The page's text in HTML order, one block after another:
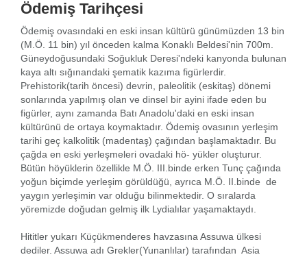
Ödemiş Tarihçesi
Ödemiş ovasındaki en eski insan kültürü günümüzden 13 bin
(M.Ö. 11 bin) yıl önceden kalma Konaklı Beldesi'nin 700m.
Güneydoğusundaki Soğukluk Deresi'ndeki kanyonda bulunan
kaya altı sığınandaki şematik kazıma figürlerdir.
Prehistorik(tarih öncesi) devrin, paleolitik (eskitaş) dönemi
sonlarında yapılmış olan ve dinsel bir ayini ifade eden bu
figürler, aynı zamanda Batı Anadolu'daki en eski insan
kültürünü de ortaya koymaktadır. Ödemiş ovasının yerleşim
tarihi geç kalkolitik (madentaş) çağından başlamaktadır. Bu
çağda en eski yerleşmeleri ovadaki hö- yükler oluşturur.
Bütün höyüklerin özellikle M.Ö. III.binde erken Tunç çağında
yoğun biçimde yerleşim görüldüğü, ayrıca M.Ö. II.binde de
yaygın yerleşimin var olduğu bilinmektedir. O sıralarda
yöremizde doğudan gelmiş ilk Lydialılar yaşamaktaydı.
Hititler yukarı Küçükmenderes havzasına Assuwa ülkesi
dediler. Assuwa adı Grekler(Yunanlılar) tarafından Asia